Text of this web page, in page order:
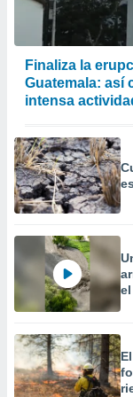
e
mediante
publicidad
de
1199
Finaliza la
Guatemala: así
intensa